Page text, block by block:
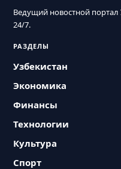
Ведущий новостной портал
24/7.
РАЗДЕЛЫ
Узбекистан
Экономика
Финансы
Технологии
Культура
Спорт